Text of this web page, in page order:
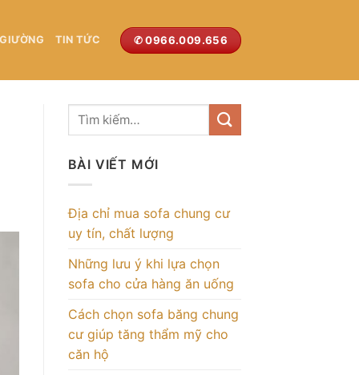
TIN TỨC ✆ 0966.009.656
BÀI VIẾT MỚI
Địa chỉ mua sofa chung cư
uy tín, chất lượng
Những lưu ý khi lựa chọn
sofa cho cửa hàng ăn uống
Cách chọn sofa băng chung
cư giúp tăng thẩm mỹ cho
căn hộ